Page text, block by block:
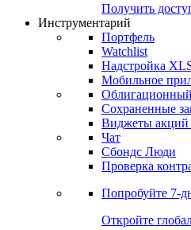
Получить
Инструментарий
Портфель
Watchlist
Надстройка
Мобильное
Облигационный
Сохраненные
Виджеты акций
Чат
Сбондс Люди
Проверка
Попробуйте 7-
Откройте